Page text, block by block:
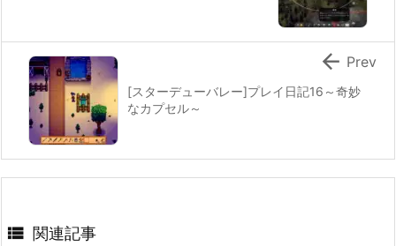
[スターデューバレー]プレイ日記16～奇妙
なカプセル～
 Prev
 関連記事